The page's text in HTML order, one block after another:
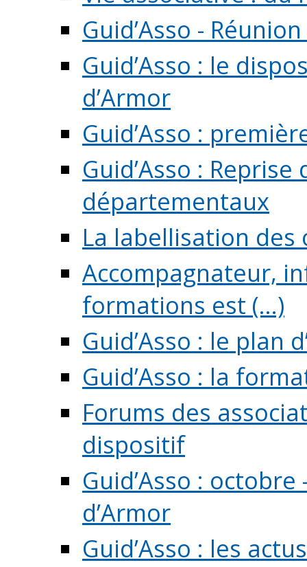
Guid’Asso -
Guid’Asso : le
d’Armor
Guid’Asso :
Guid’Asso :
départementaux
La labellisation
Accompagnateur,
formations est (...)
Guid’Asso : le plan
Guid’Asso : la
Forums des
dispositif
Guid’Asso :
d’Armor
Guid’Asso : les